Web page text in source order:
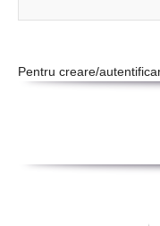
Pentru creare/